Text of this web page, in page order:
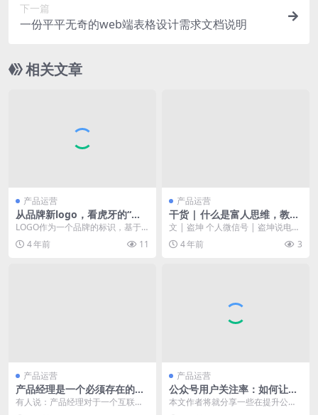
下一篇
一份平平无奇的web端表格设计需求文档说明
相关文章
产品运营
从品牌新logo，看虎牙的“平
行世界”
LOGO作为一个品牌的标识，基于
自身战略及行业格局变化而改变是
为常态。但如何让用...
4 年前 11
产品运营
干货 | 什么是富人思维，教你
如何挖掘蓝海项目
文 | 盗坤 个人微信号 | 盗坤说电商
（ID: dazk0...
4 年前 3
产品运营
产品经理是一个必须存在的职
位吗？
有人说：产品经理对于一个互联网
公司不是必须存在的职位，反而U
产品运营
公众号用户关注率：如何让更
多的用户在看完文章后愿意关
注你？
本文作者将就分享一些在提升公众
号关注率方面的思考，跟大家交流